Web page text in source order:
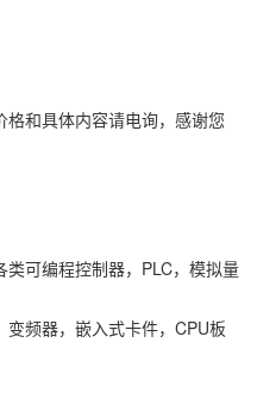
格和具体内容请电询，感谢您
可编程控制器，PLC，模拟量
频器，嵌入式卡件，CPU板